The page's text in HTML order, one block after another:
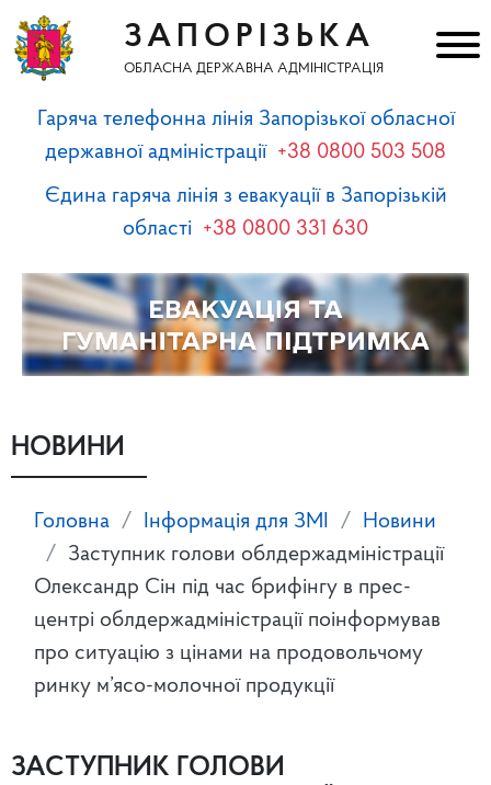
ЗАПОРІЗЬКА
ОБЛАСНА ДЕРЖАВНА АДМІНІСТРАЦІЯ
Гаряча телефонна лінія Запорізької обласної
державної адміністрації +38 0800 503 508
Єдина гаряча лінія з евакуації в Запорізькій
області +38 0800 331 630
НОВИНИ
Головна Інформація для ЗМІ
Новини
Заступник голови облдержадміністрації
Олександр Сін під час брифінгу в прес-
центрі облдержадміністрації поінформував
про ситуацію з цінами на продовольчому
ринку м’ясо-молочної продукції
ЗАСТУПНИК ГОЛОВИ